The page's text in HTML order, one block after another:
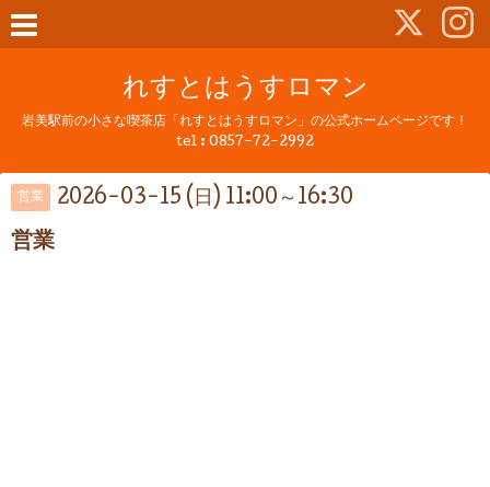
れすとはうすロマン
岩美駅前の小さな喫茶店「れすとはうすロマン」の公式ホームページです！
tel : 0857-72-2992
営業 2026-03-15 (日) 11:00～16:30
営業